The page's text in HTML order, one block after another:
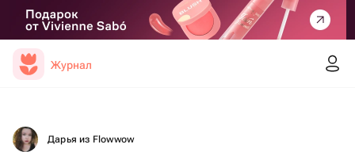
Журнал
Дарья из Flowwow